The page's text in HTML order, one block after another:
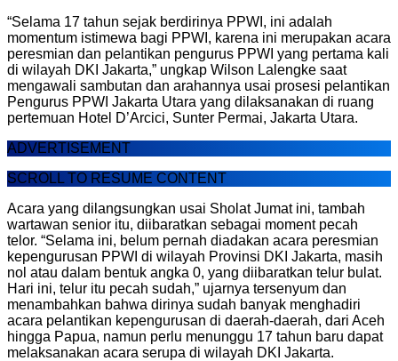
“Selama 17 tahun sejak berdirinya PPWI, ini adalah
momentum istimewa bagi PPWI, karena ini merupakan acara
peresmian dan pelantikan pengurus PPWI yang pertama kali
di wilayah DKI Jakarta,” ungkap Wilson Lalengke saat
mengawali sambutan dan arahannya usai prosesi pelantikan
Pengurus PPWI Jakarta Utara yang dilaksanakan di ruang
pertemuan Hotel D’Arcici, Sunter Permai, Jakarta Utara.
ADVERTISEMENT
SCROLL TO RESUME CONTENT
Acara yang dilangsungkan usai Sholat Jumat ini, tambah
wartawan senior itu, diibaratkan sebagai moment pecah
telor. “Selama ini, belum pernah diadakan acara peresmian
kepengurusan PPWI di wilayah Provinsi DKI Jakarta, masih
nol atau dalam bentuk angka 0, yang diibaratkan telur bulat.
Hari ini, telur itu pecah sudah,” ujarnya tersenyum dan
menambahkan bahwa dirinya sudah banyak menghadiri
acara pelantikan kepengurusan di daerah-daerah, dari Aceh
hingga Papua, namun perlu menunggu 17 tahun baru dapat
melaksanakan acara serupa di wilayah DKI Jakarta.